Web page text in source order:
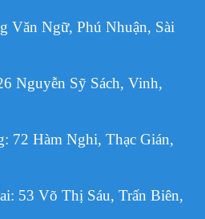
Văn Ngữ, Phú Nhuận, Sài
Nguyễn Sỹ Sách, Vinh,
72 Hàm Nghi, Thạc Gián,
53 Võ Thị Sáu, Trấn Biên,